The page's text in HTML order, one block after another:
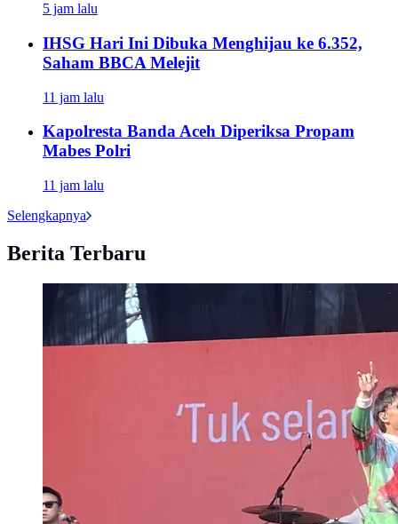
5 jam lalu
IHSG Hari Ini Dibuka Menghijau ke 6.352,
Saham BBCA Melejit
11 jam lalu
Kapolresta Banda Aceh Diperiksa Propam
Mabes Polri
11 jam lalu
Selengkapnya
Berita Terbaru